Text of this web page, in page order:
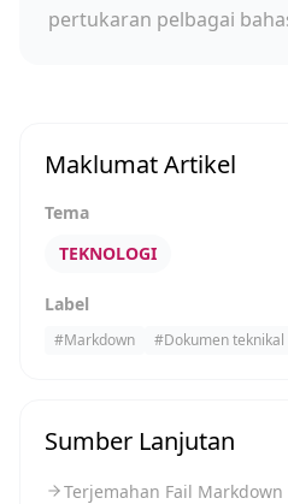
pertukaran pelbagai
Maklumat Artikel
Tema
TEKNOLOGI
Label
#Markdown #Dokumen teknikal
Sumber Lanjutan
Terjemahan Fail